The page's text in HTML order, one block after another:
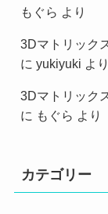
もぐら より
3Dマトリック
に yukiyuki より
3Dマトリック
に もぐら より
カテゴリー